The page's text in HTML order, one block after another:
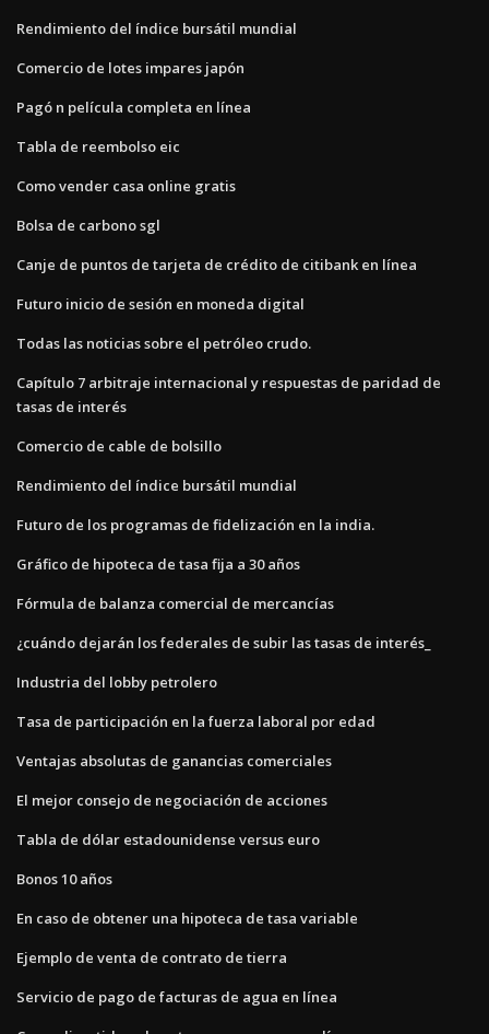
Rendimiento del índice bursátil mundial
Comercio de lotes impares japón
Pagó n película completa en línea
Tabla de reembolso eic
Como vender casa online gratis
Bolsa de carbono sgl
Canje de puntos de tarjeta de crédito de citibank en línea
Futuro inicio de sesión en moneda digital
Todas las noticias sobre el petróleo crudo.
Capítulo 7 arbitraje internacional y respuestas de paridad de
tasas de interés
Comercio de cable de bolsillo
Rendimiento del índice bursátil mundial
Futuro de los programas de fidelización en la india.
Gráfico de hipoteca de tasa fija a 30 años
Fórmula de balanza comercial de mercancías
¿cuándo dejarán los federales de subir las tasas de interés_
Industria del lobby petrolero
Tasa de participación en la fuerza laboral por edad
Ventajas absolutas de ganancias comerciales
El mejor consejo de negociación de acciones
Tabla de dólar estadounidense versus euro
Bonos 10 años
En caso de obtener una hipoteca de tasa variable
Ejemplo de venta de contrato de tierra
Servicio de pago de facturas de agua en línea